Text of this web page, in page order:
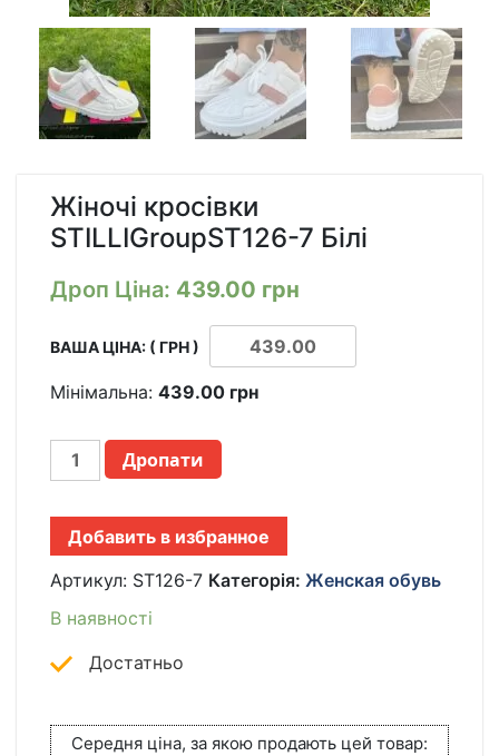
Жіночі кросівки
STILLIGroupST126-7 Білі
Дроп Ціна: 439.00 грн
ВАША ЦІНА: ( ГРН )
Мінімальна: 439.00 грн
ЖЕНСКИЕ
КРОССОВКИ
7
БЕЛЫЕ
Дропати
Добавить в избранное
Артикул: ST126-7 Категорія: Женская обувь
В наявності
Достатньо
Середня ціна, за якою продають цей товар: